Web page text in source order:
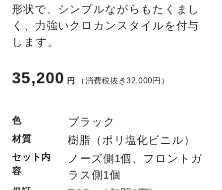
形状で、シンプルながらもたくまし
く、力強いクロカンスタイルを付与
します。
35,200 円 （消費税抜き32,000円）
色 ブラック
材質 樹脂（ポリ塩化ビニル）
セット内
容
ノーズ側1個、フロントガ
ラス側1個